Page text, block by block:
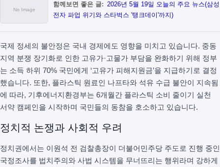
함께보면 좋은 글: 2026년 5월 19일 오늘의 주요 뉴스(삼성
전자 파업 위기와 스타벅스 '탱크데이'까지)
국제 정세의 불안정은 국내 경제에도 영향을 미치고 있습니다. 중동
지역 분쟁 장기화로 인한 고유가·고물가 부담을 완화하기 위해 정부
는 소득 하위 70% 국민에게 ‘고유가 피해지원금’을 지급하기로 결정
했습니다. 또한, 플라스틱 원료인 나프타와 석유 수급 불안이 지속됨
에 따라, 기후에너지환경부는 6개월간 플라스틱 소비 줄이기 실천
서약 캠페인을 시작하며 국민들의 동참을 호소하고 있습니다.
정치적 논쟁과 사회적 우려
정치권에서는 이원석 전 검찰총장이 더불어민주당 주도로 진행 중인
국정조사를 법치주의와 사법 시스템을 무너뜨리는 행위라며 강하게